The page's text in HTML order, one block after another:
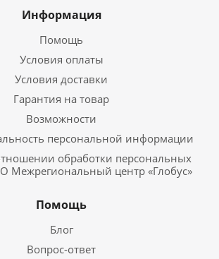
Информация
Помощь
Условия оплаты
Условия доставки
Гарантия на товар
Возможности
персональной информации
обработки персональных
Межрегиональный центр «Глобус»
Помощь
Блог
Вопрос-ответ